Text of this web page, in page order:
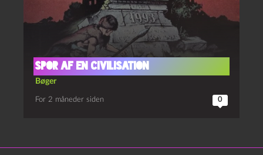
Spor af en civilisation
Bøger
For 2 måneder siden 0